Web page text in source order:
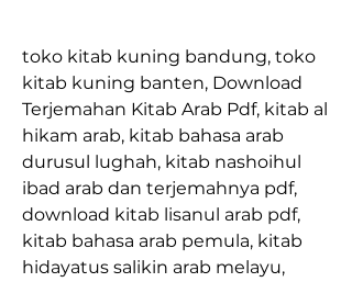
toko kitab kuning bandung, toko
kitab kuning banten, Download
Terjemahan Kitab Arab Pdf, kitab al
hikam arab, kitab bahasa arab
durusul lughah, kitab nashoihul
ibad arab dan terjemahnya pdf,
download kitab lisanul arab pdf,
kitab bahasa arab pemula, kitab
hidayatus salikin arab melayu,